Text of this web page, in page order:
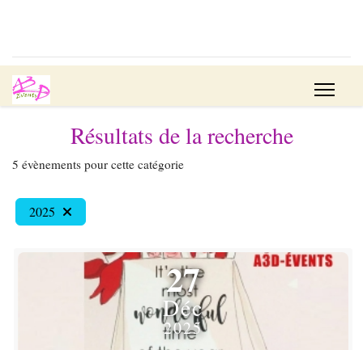
Résultats de la recherche
5 évènements pour cette catégorie
2025
27
Déc
2025